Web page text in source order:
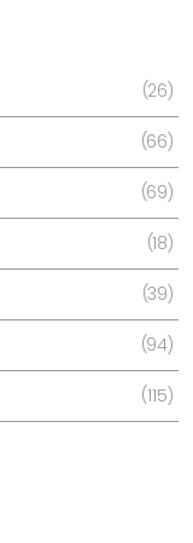
26
66
69
18
39
94
115